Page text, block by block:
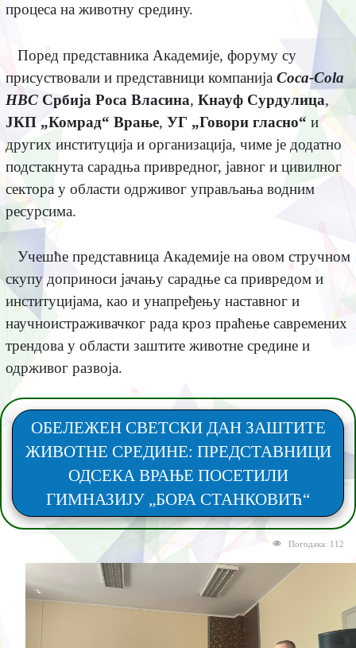
процеса на животну средину.
Поред представника Академије, форуму су
присуствовали и представници компанија Coca-Cola
HBCСрбија Роса Власина, Кнауф Сурдулица,
ЈКП „Комрад“ Врање, УГ „Говори гласно“ и
других институција и организација, чиме је додатно
подстакнута сарадња привредног, јавног и цивилног
сектора у области одрживог управљања водним
ресурсима.
Учешће представница Академије на овом стручном
скупу доприноси јачању сарадње са привредом и
институцијама, као и унапређењу наставног и
научноистраживачког рада кроз праћење савремених
трендова у области заштите животне средине и
одрживог развоја.
ОБЕЛЕЖЕН СВЕТСКИ ДАН ЗАШТИТЕ
ЖИВОТНЕ СРЕДИНЕ: ПРЕДСТАВНИЦИ
ОДСЕКА ВРАЊЕ ПОСЕТИЛИ
ГИМНАЗИЈУ „БОРА СТАНКОВИЋ“
Погодака: 112